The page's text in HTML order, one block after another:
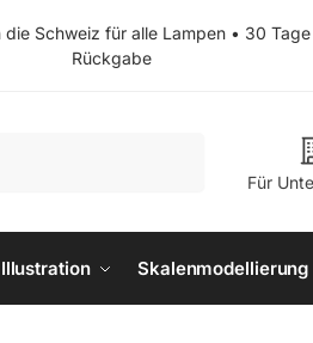
die Schweiz für alle Lampen • 30
Rückgabe
Für
Skalenmodellierung